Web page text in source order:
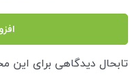
تابحال دیدگاهی برای